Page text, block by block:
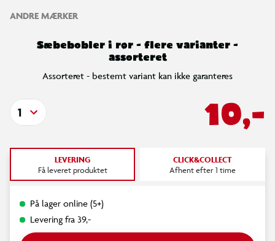
ANDRE MÆRKER
Sæbebobler i rør - flere varianter -
assorteret
Assorteret - bestemt variant kan ikke garanteres
10,-
1
LEVERING
Få leveret produktet
CLICK&COLLECT
Afhent efter 1 time
På lager online (5+)
Levering fra 39,-